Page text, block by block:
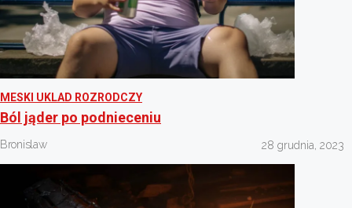
MESKI UKLAD ROZRODCZY
Ból jąder po podnieceniu
Bronislaw 28 grudnia, 2023